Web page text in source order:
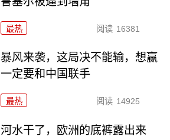
最热 阅读 16381
暴风来袭，这局决不能输，想赢
一定要和中国联手
最热 阅读 14925
河水干了，欧洲的底裤露出来